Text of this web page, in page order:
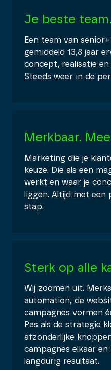
Je beste team.
Een team van
gemiddeld 13,8 jaar
concept, realisatie
Steeds weer in de
Merkbaar.
Marketing die je
keuze. Die als een
werkt en waar je
liggen. Altijd met een
stap.
Sterk op alle
Wij zoomen uit.
automation, de
campagnes vormen
Pas als de strategie
afzonderlijke
campagnes elkaar
langdurig resultaat.